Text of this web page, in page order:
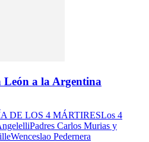
León a la Argentina
DE LOS 4 MÁRTIRESLos 4
Padres Carlos Murias y
Wenceslao Pedernera